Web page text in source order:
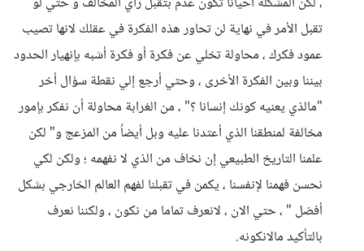
تقبل الأمر في نهاية لن تحاور هذه الفكرة في عقلك لانها تصيب
عمود فكرك ، محاولة تخلي عن فكرة أو فكرة أشبه بإنهيار الحدود
بيننا وبين الفكرة الأخرى ، وحتي أرجع إلي نقطة سؤال أخر
"مالذي يعنيه كونك إنسانا ؟" ، من الغرابة محاولة أن نفكر بإمور
مخالفة لمنطقنا الذي أعتدنا عليه وبل أيضاُ من المزعج و" لكن
علمنا التاريخ الطبيعي إن نخاف من الذي لا نفهمه ؛ ولكن لكي
نحسن فهمنا لإنفسنا ، يكمن في تقبلنا لفهم العالم الخارجي بشكل
أفضل " ، حتي الان ، لانعرف تماما من نكون ، ولكننا نعرف
بالتأكيد مالانكونه.